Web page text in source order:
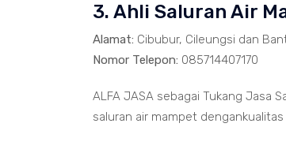
3. Ahli Saluran Air
Alamat: Cibubur, Cileungsi dan
Nomor Telepon: 085714407170
ALFA JASA sebagai Tukang Jasa
saluran air mampet